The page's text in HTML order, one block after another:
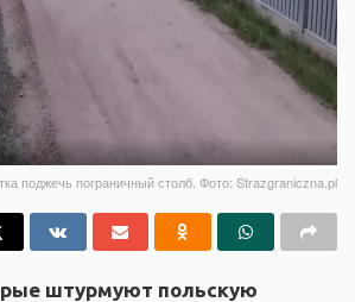
поджечь пограничный столб. Фото: Strazgraniczna.pl
штурмуют польскую